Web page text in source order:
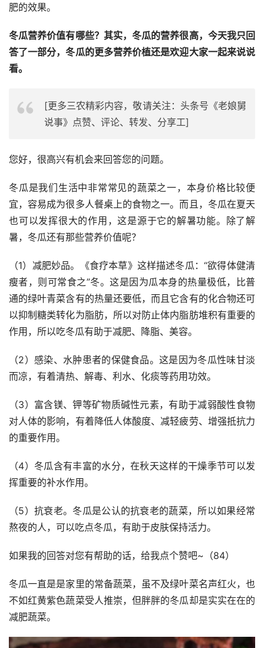
肥的效果。
冬瓜营养价值有哪些？其实，冬瓜的营养很高，今天我只回
答了一部分，冬瓜的更多营养价植还是欢迎大家一起来说说
看。
[更多三农精彩内容，敬请关注：头条号《老娘舅
说事》点赞、评论、转发、分享工]
您好，很高兴有机会来回答您的问题。
冬瓜是我们生活中非常常见的蔬菜之一，本身价格比较便
宜，容易成为很多人餐桌上的食物之一。而且，冬瓜在夏天
也可以发挥很大的作用，这是源于它的解暑功能。除了解
暑，冬瓜还有那些营养价值呢？
（1）减肥妙品。《食疗本草》这样描述冬瓜：“欲得体健清
瘦者，则可常食之”冬。这是因为瓜本身的热量极低，比普
通的绿叶青菜含有的热量还要低，而且它含有的化合物还可
以抑制糖类转化为脂肪，所以对防止体内脂肪堆积有重要的
作用，所以吃冬瓜有助于减肥、降脂、美容。
（2）感染、水肿患者的保健食品。这是因为冬瓜性味甘淡
而凉，有着清热、解毒、利水、化痰等药用功效。
（3）富含镁、钾等矿物质碱性元素，有助于减弱酸性食物
对人体的影响，有着降低人体酸度、减轻疲劳、增强抵抗力
的重要作用。
（4）冬瓜含有丰富的水分，在秋天这样的干燥季节可以发
挥重要的补水作用。
（5）抗衰老。冬瓜是公认的抗衰老的蔬菜，所以如果经常
熬夜的人，可以吃点冬瓜，有助于皮肤保持活力。
如果我的回答对您有帮助的话，给我点个赞吧~（84）
冬瓜一直是是家里的常备蔬菜，虽不及绿叶菜名声红火，也
不如红黄紫色蔬菜受人推崇，但胖胖的冬瓜却是实实在在的
减肥蔬菜。